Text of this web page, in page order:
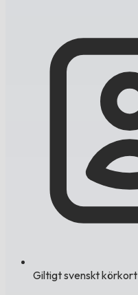
Giltigt svenskt körkort